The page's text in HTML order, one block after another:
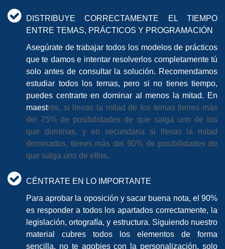
DISTRIBUYE CORRECTAMENTE EL TIEMPO
ENTRE TEMAS, PRÁCTICOS Y PROGRAMACIÓN
Asegúrate de trabajar todos los modelos de prácticos
que te damos e intentar resolverlos completamente tú
solo antes de consultar la solución. Recomendamos
estudiar todos los temas, pero si no tienes tiempo,
puedes centrarte en dominar al menos la mitad. En
maestros, si llevas la mitad de los temas tienes más
del 75% de posibilidades de que salga uno de los
que dominas, y en secundaria si llevas la mitad
dominados, tienes más del 90% de posibilidades de
que salga uno de ellos.
CÉNTRATE EN LO IMPORTANTE
Para aprobar la oposición y sacar buena nota, el 90%
es responder a todos los apartados correctamente, la
legislación, ortografía, y estructura. Siguiendo nuestro
material cubres todos los elementos de forma
sencilla, no te agobies con la personalización, solo